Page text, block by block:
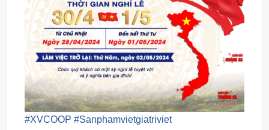
#XVCOOP #Sanphamvietgiatriviet